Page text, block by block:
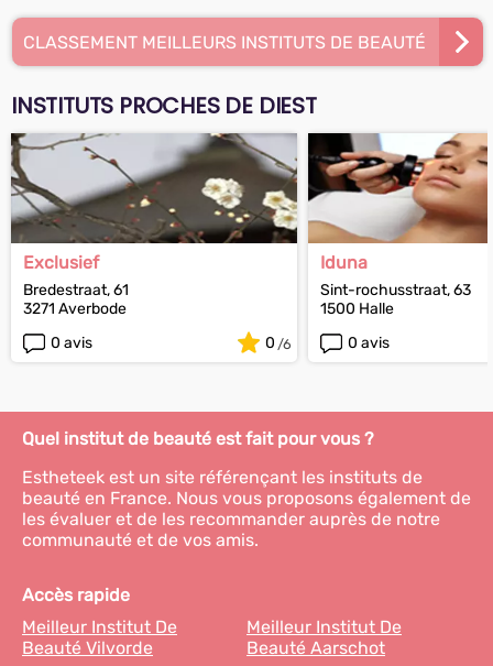
CLASSEMENT MEILLEURS INSTITUTS DE BEAUTÉ
INSTITUTS PROCHES DE DIEST
Exclusief
Bredestraat, 61
3271 Averbode
0 avis
0
Iduna
Sint-rochusstraat, 63
1500 Halle
0 avis
Quel institut de beauté est fait pour vous ?
Estheteek est un site référençant les instituts de
beauté en France. Nous vous proposons également de
les évaluer et de les recommander auprès de notre
communauté et de vos amis.
Accès rapide
Meilleur Institut De
Beauté Vilvorde
Meilleur Institut De
Beauté Aarschot